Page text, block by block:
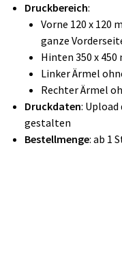
Druckbereich:
Vorne 120 x 120
ganze
Hinten 350 x
Linker Ärmel
Rechter Ärmel
Druckdaten:
gestalten
Bestellmenge: ab 1